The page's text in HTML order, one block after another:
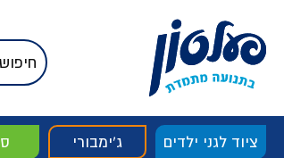
דלג לסרגל הניווט
דלג לתפריט ציוד
אודות החברה
דלג לסוף העמוד
ציוד לגני ילדים ג'ימבורי